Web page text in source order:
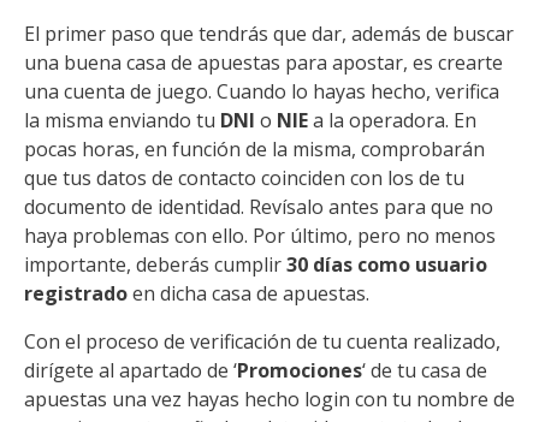
El primer paso que tendrás que dar, además de buscar
una buena casa de apuestas para apostar, es crearte
una cuenta de juego. Cuando lo hayas hecho, verifica
la misma enviando tu DNI o NIEa la operadora. En
pocas horas, en función de la misma, comprobarán
que tus datos de contacto coinciden con los de tu
documento de identidad. Revísalo antes para que no
haya problemas con ello. Por último, pero no menos
importante, deberás cumplir30 días como usuario
registradoen dicha casa de apuestas.
Con el proceso de verificación de tu cuenta realizado,
dirígete al apartado de ‘Promociones‘ de tu casa de
apuestas una vez hayas hecho login con tu nombre de